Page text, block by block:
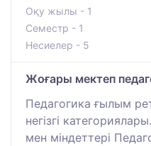
Оқу жылы - 1
Семестр - 1
Несиелер - 5
Жоғары мектеп
Педагогика ғылым
негізгі
мен міндеттері